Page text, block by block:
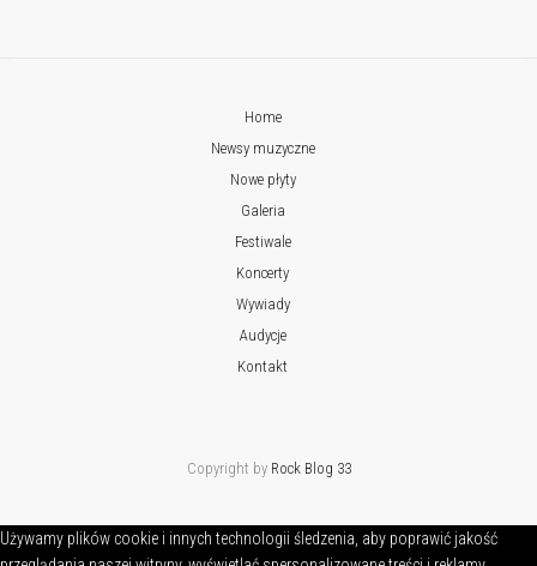
Home
Newsy muzyczne
Nowe płyty
Galeria
Festiwale
Koncerty
Wywiady
Audycje
Kontakt
Copyright by Rock Blog 33
Używamy plików cookie i innych technologii śledzenia, aby poprawić jakość